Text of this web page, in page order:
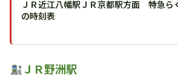
ＪＲ近江八幡駅ＪＲ京都駅方面 特急
の時刻表
ＪＲ野洲駅